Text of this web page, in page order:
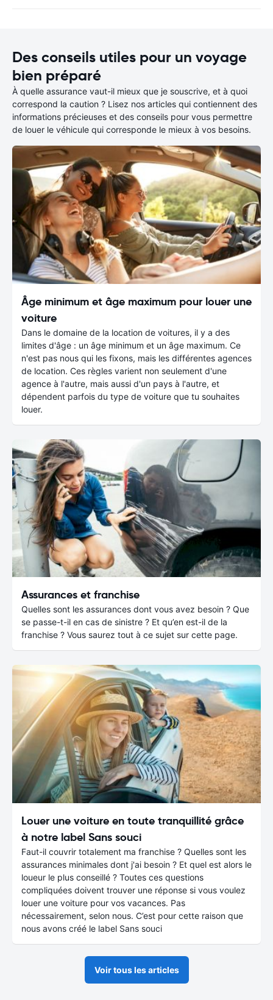
Des conseils utiles pour un voyage
bien préparé
À quelle assurance vaut-il mieux que je souscrive, et à quoi
correspond la caution ? Lisez nos articles qui contiennent des
informations précieuses et des conseils pour vous permettre
de louer le véhicule qui corresponde le mieux à vos besoins.
Âge minimum et âge maximum pour louer une
voiture
Dans le domaine de la location de voitures, il y a des
limites d'âge : un âge minimum et un âge maximum. Ce
n'est pas nous qui les fixons, mais les différentes agences
de location. Ces règles varient non seulement d'une
agence à l'autre, mais aussi d'un pays à l'autre, et
dépendent parfois du type de voiture que tu souhaites
louer.
Assurances et franchise
Quelles sont les assurances dont vous avez besoin ? Que
se passe-t-il en cas de sinistre ? Et qu’en est-il de la
franchise ? Vous saurez tout à ce sujet sur cette page.
Louer une voiture en toute tranquillité grâce
à notre label Sans souci
Faut-il couvrir totalement ma franchise ? Quelles sont les
assurances minimales dont j'ai besoin ? Et quel est alors le
loueur le plus conseillé ? Toutes ces questions
compliquées doivent trouver une réponse si vous voulez
louer une voiture pour vos vacances. Pas
nécessairement, selon nous. C’est pour cette raison que
nous avons créé le label Sans souci
Voir tous les articles